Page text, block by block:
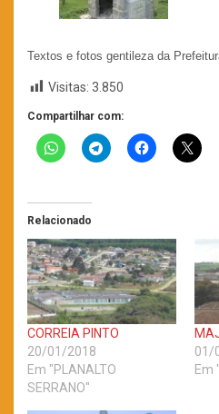
Textos e fotos gentileza da
Visitas: 3.850
Compartilhar com:
Relacionado
CORREIA PINTO
20/01/2018
Em "PLANALTO
SERRANO"
01/
Em